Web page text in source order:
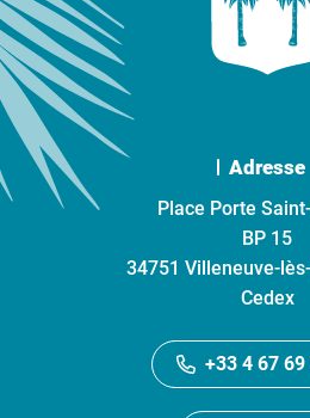
Adresse
Place Porte
BP 15
34751 Villeneuve-
Cedex
+33 4 67 69